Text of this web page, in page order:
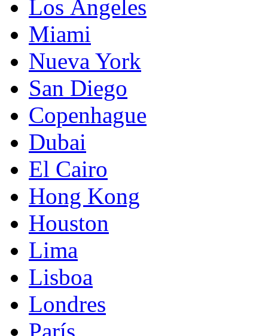
Los Ángeles
Miami
Nueva York
San Diego
Copenhague
Dubai
El Cairo
Hong Kong
Houston
Lima
Lisboa
Londres
París